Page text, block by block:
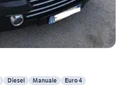
Diesel Manuale Euro 4